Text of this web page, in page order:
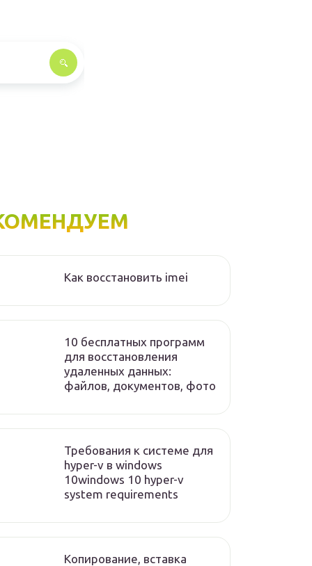
Как восстановить imei
10 бесплатных программ
для восстановления
удаленных данных:
файлов, документов, фото
Требования к системе для
hyper-v в windows
10windows 10 hyper-v
system requirements
Копирование, вставка